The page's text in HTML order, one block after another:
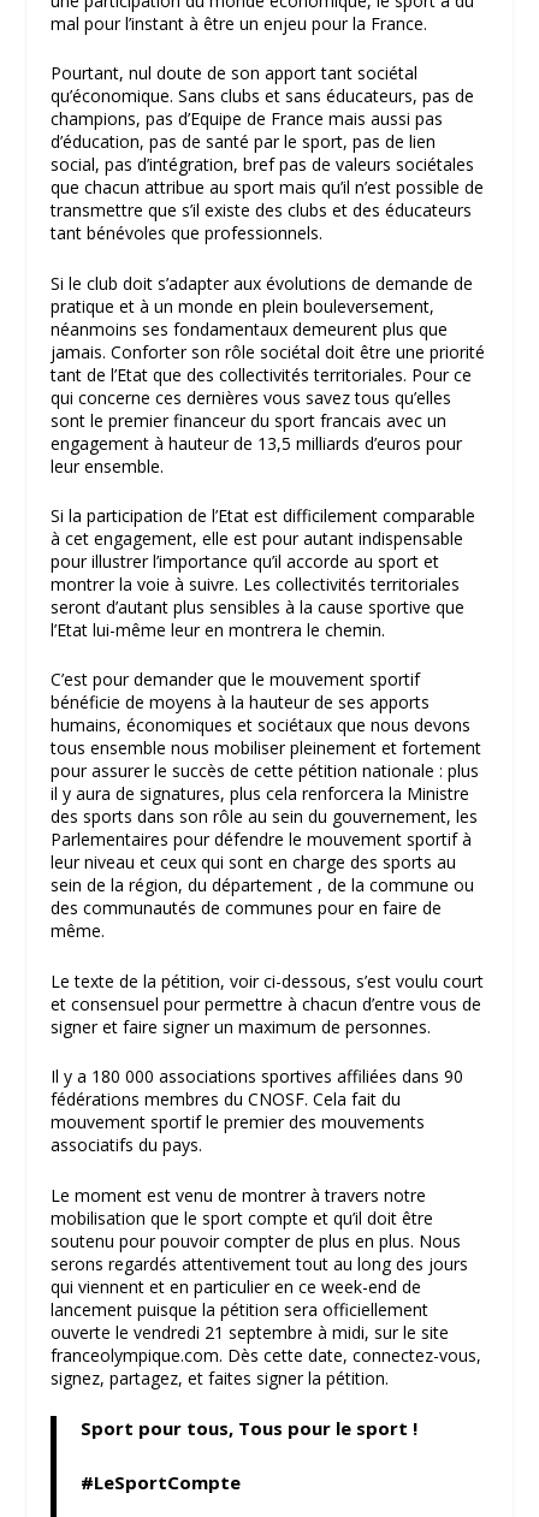
mal pour l’instant à être un enjeu pour la France.
Pourtant, nul doute de son apport tant sociétal
qu’économique. Sans clubs et sans éducateurs, pas de
champions, pas d’Equipe de France mais aussi pas
d’éducation, pas de santé par le sport, pas de lien
social, pas d’intégration, bref pas de valeurs sociétales
que chacun attribue au sport mais qu’il n’est possible de
transmettre que s’il existe des clubs et des éducateurs
tant bénévoles que professionnels.
Si le club doit s’adapter aux évolutions de demande de
pratique et à un monde en plein bouleversement,
néanmoins ses fondamentaux demeurent plus que
jamais. Conforter son rôle sociétal doit être une priorité
tant de l’Etat que des collectivités territoriales. Pour ce
qui concerne ces dernières vous savez tous qu’elles
sont le premier financeur du sport francais avec un
engagement à hauteur de 13,5 milliards d’euros pour
leur ensemble.
Si la participation de l’Etat est difficilement comparable
à cet engagement, elle est pour autant indispensable
pour illustrer l’importance qu’il accorde au sport et
montrer la voie à suivre. Les collectivités territoriales
seront d’autant plus sensibles à la cause sportive que
l’Etat lui-même leur en montrera le chemin.
C’est pour demander que le mouvement sportif
bénéficie de moyens à la hauteur de ses apports
humains, économiques et sociétaux que nous devons
tous ensemble nous mobiliser pleinement et fortement
pour assurer le succès de cette pétition nationale : plus
il y aura de signatures, plus cela renforcera la Ministre
des sports dans son rôle au sein du gouvernement, les
Parlementaires pour défendre le mouvement sportif à
leur niveau et ceux qui sont en charge des sports au
sein de la région, du département , de la commune ou
des communautés de communes pour en faire de
même.
Le texte de la pétition, voir ci-dessous, s’est voulu court
et consensuel pour permettre à chacun d’entre vous de
signer et faire signer un maximum de personnes.
Il y a 180 000 associations sportives affiliées dans 90
fédérations membres du CNOSF. Cela fait du
mouvement sportif le premier des mouvements
associatifs du pays.
Le moment est venu de montrer à travers notre
mobilisation que le sport compte et qu’il doit être
soutenu pour pouvoir compter de plus en plus. Nous
serons regardés attentivement tout au long des jours
qui viennent et en particulier en ce week-end de
lancement puisque la pétition sera officiellement
ouverte le vendredi 21 septembre à midi, sur le site
franceolympique.com. Dès cette date, connectez-vous,
signez, partagez, et faites signer la pétition.
Sport pour tous, Tous pour le sport !
#LeSportCompte